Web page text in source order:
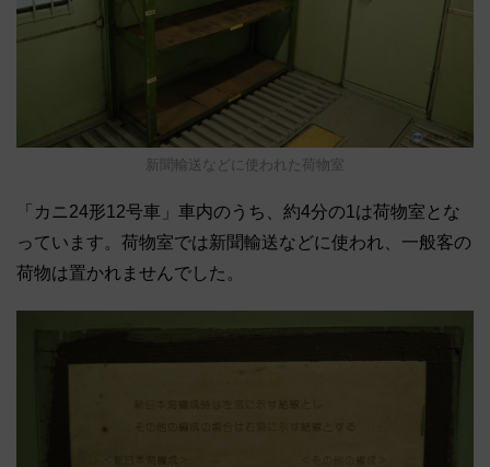
新聞輸送などに使われた荷物室
「カニ24形12号車」車内のうち、約4分の1は荷物室とな
っています。荷物室では新聞輸送などに使われ、一般客の
荷物は置かれませんでした。